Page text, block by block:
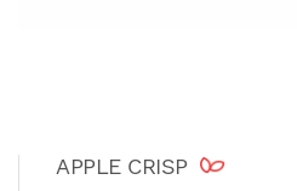
APPLE CRISP